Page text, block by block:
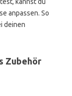
anpassen. So
deinen
Zubehör